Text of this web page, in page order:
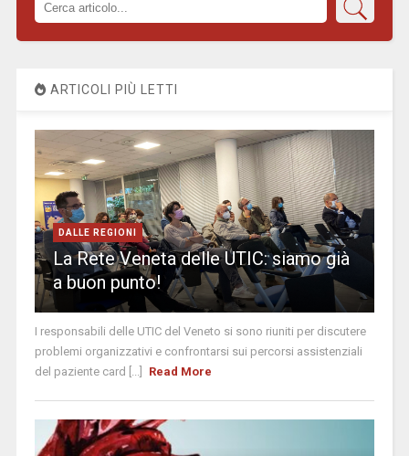
ARTICOLI PIÙ LETTI
DALLE REGIONI
La Rete Veneta delle UTIC: siamo già
a buon punto!
I responsabili delle UTIC del Veneto si sono riuniti per discutere
problemi organizzativi e confrontarsi sui percorsi assistenziali
del paziente card [...]
Read More